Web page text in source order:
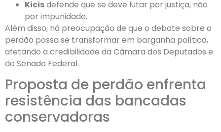
Kicisdefende que se deve lutar por justiça, não
por impunidade.
Além disso, há preocupação de que o debate sobre o
perdão possa se transformar em barganha política,
afetando a credibilidade da Câmara dos Deputados e
do Senado Federal.
Proposta de perdão enfrenta
resistência das bancadas
conservadoras